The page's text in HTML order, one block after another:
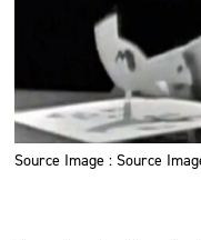
Source Image : Source